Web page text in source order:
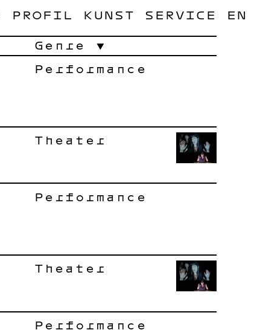
PROFIL KUNST SERVICE
EN
Genre
Performance
Theater
Performance
Theater
Performance